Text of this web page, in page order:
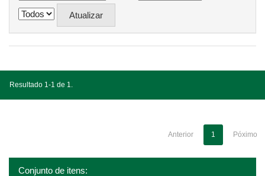
Resultado 1-1 de 1.
Anterior 1 Póximo
Conjunto de itens: